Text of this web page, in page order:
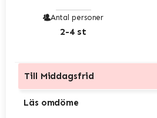
Antal personer
2-4 st
Till Middagsfrid
Läs omdöme